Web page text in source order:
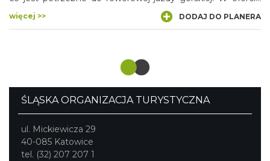
wysokiej klasy rowery Merida oraz niezbędne akcesoria.
więcej >> DODAJ DO PLANERA
ŚLĄSKA ORGANIZACJA TURYSTYCZNA
ul. Mickiewicza 29
40-085 Katowice
tel. (32) 207 207 1